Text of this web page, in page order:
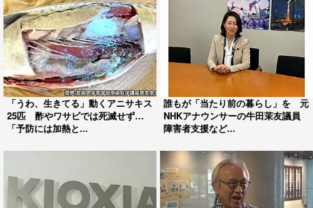
「うわ、生きてる」動くアニサキス
25匹 酢やワサビでは死滅せず…
「予防には加熱と...
誰もが「当たり前の暮らし」を 元
NHKアナウンサーの牛田茉友議員
障害者支援など...